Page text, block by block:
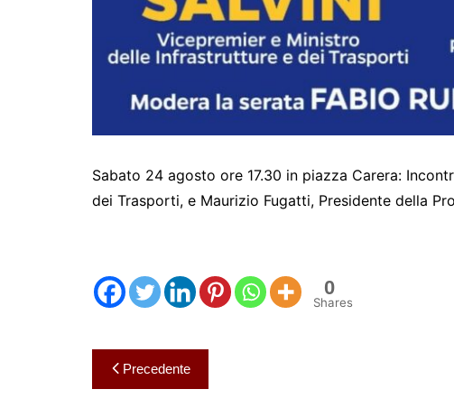
Sabato 24 agosto ore 17.30 in piazza Carera:
dei Trasporti, e Maurizio Fugatti, Presidente della
0
Shares
Navigazione
articoli
Precedente